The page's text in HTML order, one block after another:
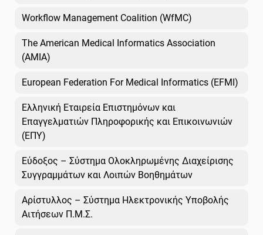
Workflow Management Coalition (WfMC)
The American Medical Informatics Association
(AMIA)
European Federation For Medical Informatics (EFMI)
Ελληνική Εταιρεία Επιστημόνων και
Επαγγελματιών Πληροφορικής και Επικοινωνιών
(ΕΠΥ)
Εύδοξος – Σύστημα Ολοκληρωμένης Διαχείρισης
Συγγραμμάτων και Λοιπών Βοηθημάτων
Αρίστυλλος – Σύστημα Ηλεκτρονικής Υποβολής
Αιτήσεων Π.Μ.Σ.